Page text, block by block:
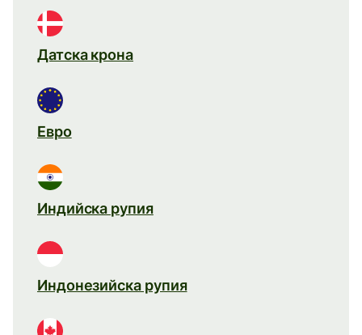
Датска крона
Евро
Индийска рупия
Индонезийска рупия